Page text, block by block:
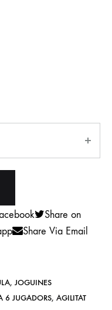
Share on
Share Via Email
, JOGUINES
6 JUGADORS, AGILITAT